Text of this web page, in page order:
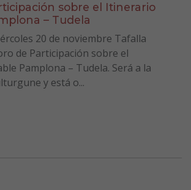
sobre el Itinerario
– Tudela
20 de noviembre Tafalla
de Participación sobre el
Pamplona – Tudela. Será a la
y está o...